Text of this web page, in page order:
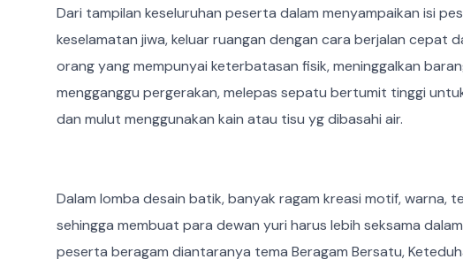
Dari tampilan keseluruhan peserta dalam menyampaikan isi
keselamatan jiwa, keluar ruangan dengan cara berjalan cepat
orang yang mempunyai keterbatasan fisik, meninggalkan
mengganggu pergerakan, melepas sepatu bertumit tinggi
dan mulut menggunakan kain atau tisu yg dibasahi air.
Dalam lomba desain batik, banyak ragam kreasi motif, warna,
sehingga membuat para dewan yuri harus lebih seksama
peserta beragam diantaranya tema Beragam Bersatu,